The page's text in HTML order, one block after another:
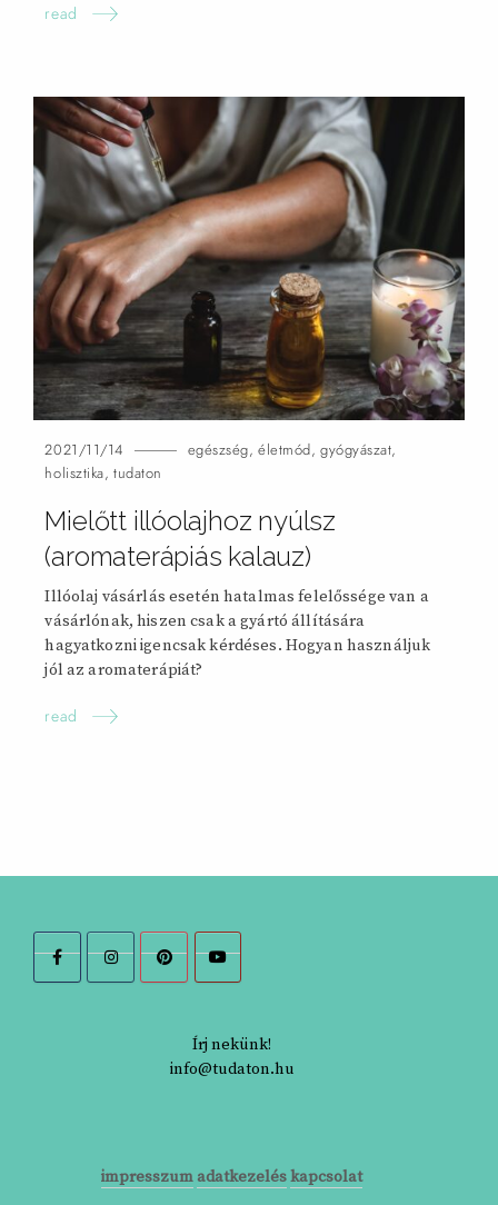
read
2021/11/14 egészség,életmód,gyógyászat,
holisztika,tudaton
Mielőtt illóolajhoz nyúlsz
(aromaterápiás kalauz)
Illóolaj vásárlás esetén hatalmas felelőssége van a
vásárlónak, hiszen csak a gyártó állítására
hagyatkozni igencsak kérdéses. Hogyan használjuk
jól az aromaterápiát?
read
Írj nekünk!
info@tudaton.hu
impresszum adatkezeléskapcsolat